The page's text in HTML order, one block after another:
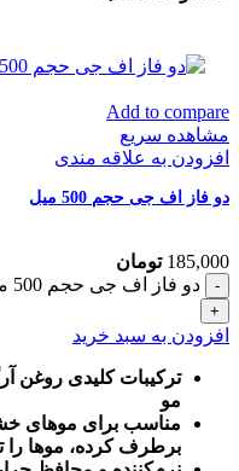
Add to compare
مشاهده سریع
افزودن به علاقه مندی
دو فاز اف جی حجم 500 میل
185,000 تومان
دو فاز اف جی حجم 500 میل عدد
افزودن به سبد خرید
مو
مناسب برای موهای
برطرف کرده، موها را